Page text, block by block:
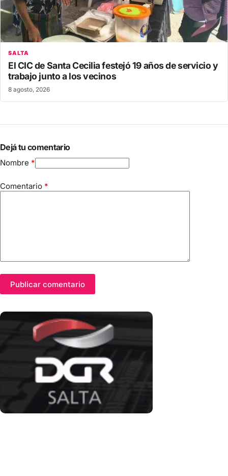
SALTA
El CIC de Santa Cecilia festejó 19 años de servicio y
trabajo junto a los vecinos
8 agosto, 2026
Dejá tu comentario
Nombre *
Comentario *
Publicar comentario